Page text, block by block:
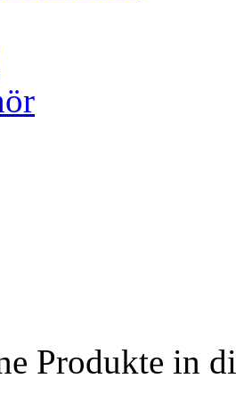
Produkte in